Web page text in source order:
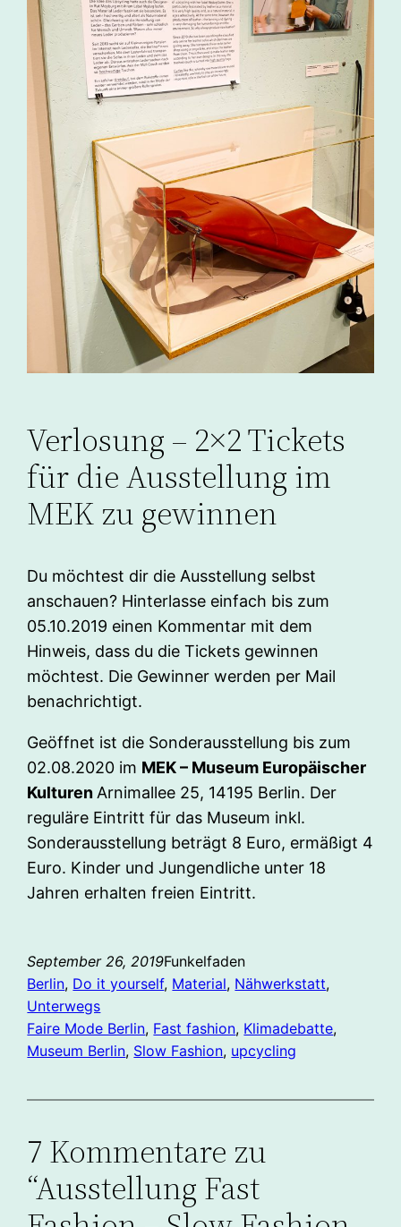
Verlosung – 2×2 Tickets
für die Ausstellung im
MEK zu gewinnen
Du möchtest dir die Ausstellung selbst
anschauen? Hinterlasse einfach bis zum
05.10.2019 einen Kommentar mit dem
Hinweis, dass du die Tickets gewinnen
möchtest. Die Gewinner werden per Mail
benachrichtigt.
Geöffnet ist die Sonderausstellung bis zum
02.08.2020 im MEK – Museum Europäischer
Kulturen Arnimallee 25, 14195 Berlin. Der
reguläre Eintritt für das Museum inkl.
Sonderausstellung beträgt 8 Euro, ermäßigt 4
Euro. Kinder und Jungendliche unter 18
Jahren erhalten freien Eintritt.
September 26, 2019Funkelfaden
Berlin, Do it yourself, Material, Nähwerkstatt
Unterwegs
Faire Mode Berlin, Fast fashion, Klimadebatte
Museum Berlin, Slow Fashion, upcycling
7 Kommentare zu
“Ausstellung Fast